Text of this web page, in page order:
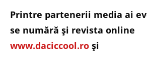
Printre partenerii media ai
se numără şi revista online
www.daciccool.ro şi